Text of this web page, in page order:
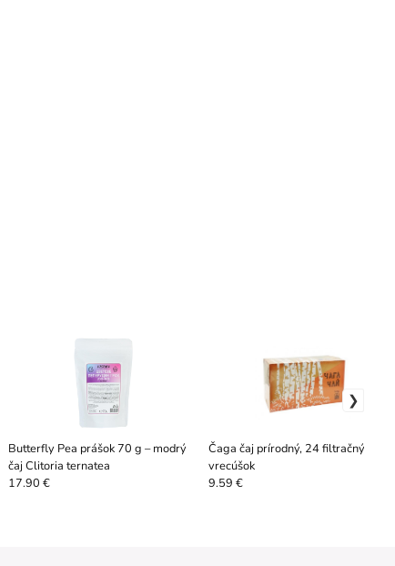
Butterfly Pea prášok 70 g – modrý
čaj Clitoria ternatea
17.90 €
Čaga čaj prírodný, 24 filtračných
vrecúšok
9.59 €